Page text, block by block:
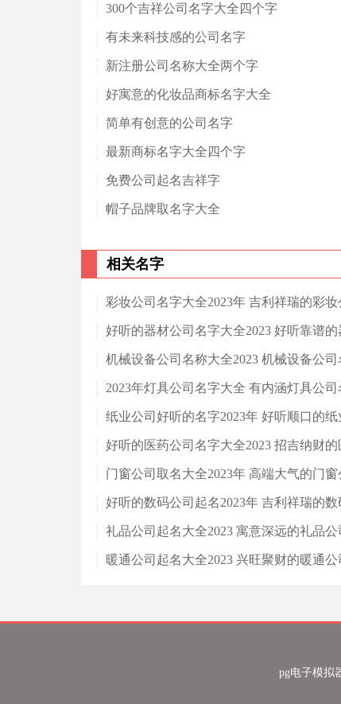
300个吉祥公司名字大全四个字
有未来科技感的公司名字
新注册公司名称大全两个字
好寓意的化妆品商标名字大全
简单有创意的公司名字
最新商标名字大全四个字
免费公司起名吉祥字
帽子品牌取名字大全
相关名字
彩妆公司名字大全2023年 吉利祥瑞的彩
好听的器材公司名字大全2023 好听靠谱
机械设备公司名称大全2023 机械设备公
2023年灯具公司名字大全 有内涵灯具公
纸业公司好听的名字2023年 好听顺口的
好听的医药公司名字大全2023 招吉纳财
门窗公司取名大全2023年 高端大气的门
好听的数码公司起名2023年 吉利祥瑞的
礼品公司起名大全2023 寓意深远的礼品
暖通公司起名大全2023 兴旺聚财的暖通
pg电子模拟